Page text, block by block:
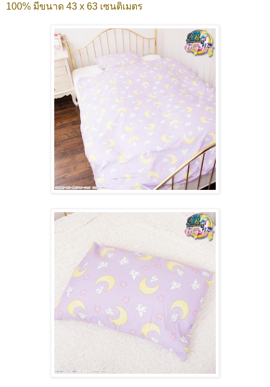
100% มีขนาด 43 x 63 เซนติเมตร